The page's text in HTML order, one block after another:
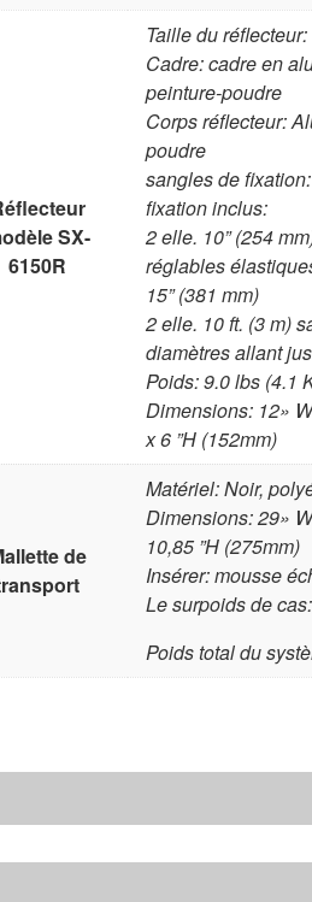
SX-
6150R
Taille du réflecteur:
Cadre: cadre en
peinture-poudre
Corps réflecteur:
poudre
sangles de
fixation inclus:
2 elle. 10” (254
réglables
15” (381 mm)
2 elle. 10 ft. (3 m)
diamètres allant
Poids: 9.0 lbs (4.1
Dimensions: 12»
x 6 ”H (152mm)
de
Matériel: Noir,
Dimensions: 29»
10,85 ”H (275mm)
Insérer: mousse
Le surpoids de
Poids total du